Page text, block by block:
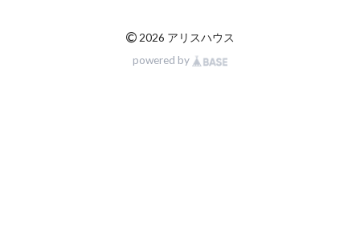
© 2026 アリスハウス
powered by